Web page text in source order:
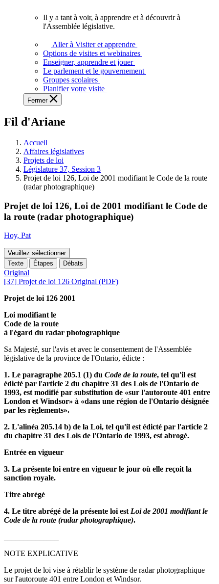
voir,
apprendre
et
à
à
législative.
Il y a tant à voir, à apprendre et à découvrir à
l'Assemblée législative.
Aller à Visiter et apprendre
Options de visites et webinaires
Enseigner, apprendre et jouer
Le parlement et le gouvernement
Groupes scolaires
Planifier votre visite
Fermer
Fil d'Ariane
Accueil
Affaires législatives
Projets de loi
Législature 37, Session 3
Projet de loi 126, Loi de 2001 modifiant le Code de la route
(radar photographique)
Projet de loi 126, Loi de 2001 modifiant le Code de
la route (radar photographique)
Hoy, Pat
Veuillez sélectionner
Texte
Étapes Débats
Original
[37] Projet de loi 126 Original (PDF)
Projet de loi 126 2001
Loi modifiant le
Code de la route
à l'égard du radar photographique
Sa Majesté, sur l'avis et avec le consentement de l'Assemblée
législative de la province de l'Ontario, édicte :
1. Le paragraphe 205.1 (1) du Code de la route, tel qu'il est
édicté par l'article 2 du chapitre 31 des Lois de l'Ontario de
1993, est modifié par substitution de «sur l'autoroute 401 entre
London et Windsor» à «dans une région de l'Ontario désignée
par les règlements».
2. L'alinéa 205.14 b) de la Loi, tel qu'il est édicté par l'article 2
du chapitre 31 des Lois de l'Ontario de 1993, est abrogé.
Entrée en vigueur
3. La présente loi entre en vigueur le jour où elle reçoit la
sanction royale.
Titre abrégé
4. Le titre abrégé de la présente loi est Loi de 2001 modifiant le
Code de la route (radar photographique).
NOTE EXPLICATIVE
Le projet de loi vise à rétablir le système de radar photographique
sur l'autoroute 401 entre London et Windsor.